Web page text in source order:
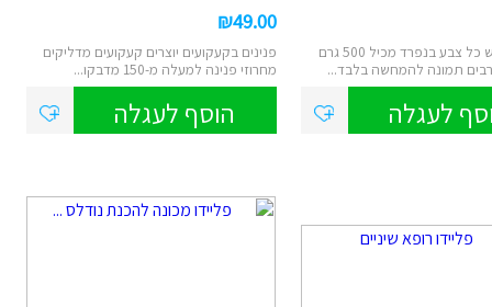
בקבוק גואש כל צבע בנפרד מכיל 500 גרם
תמונה להמחשה בלבד...
לעגלה
49.00
₪
פנינים בקעקועים יוצרים קעקועים מדליקים
מחרוזי פנינה למעלה מ-150 מדבקו...
הוסף לעגלה